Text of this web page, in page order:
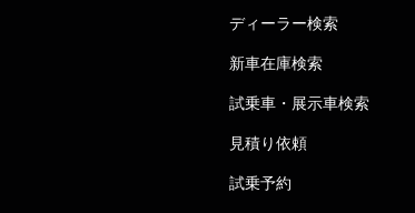
ディーラー検索
新車在庫検索
試乗車・展示車検索
見積り依頼
試乗予約